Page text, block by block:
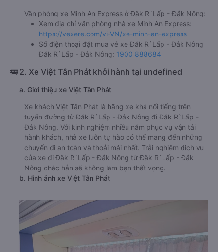
Văn phòng xe Minh An Express ở Đăk R`Lấp - Đắk Nông:
Xem địa chỉ văn phòng nhà xe Minh An Express:
https://vexere.com/vi-VN/xe-minh-an-express
Số điện thoại đặt mua vé xe Đăk R`Lấp - Đắk Nông
Đăk R`Lấp - Đắk Nông: 1900 888684
🚌 2. Xe Việt Tân Phát khởi hành tại undefined
a. Giới thiệu xe Việt Tân Phát
Xe khách Việt Tân Phát là hãng xe khá nổi tiếng trên
tuyến đường từ Đăk R`Lấp - Đắk Nông đi Đăk R`Lấp -
Đắk Nông. Với kinh nghiệm nhiều năm phục vụ vận tải
hành khách, nhà xe luôn tự hào có thể mang đến những
chuyến đi an toàn và thoải mái nhất. Trải nghiệm dịch vụ
của xe đi Đăk R`Lấp - Đắk Nông từ Đăk R`Lấp - Đắk
Nông chắc hẳn sẽ không làm bạn thất vọng.
b. Hình ảnh xe Việt Tân Phát